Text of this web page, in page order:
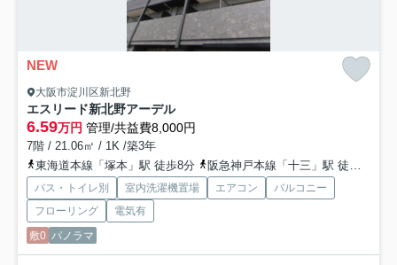
NEW
大阪市淀川区新北野
エスリード新北野アーデル
6.59万円 管理/共益費8,000円
7階 / 21.06㎡ / 1K /築3年
東海道本線「塚本」駅 徒歩8分
阪急神戸本線「十三」駅 徒歩15分
バス・トイレ別 室内洗濯機置場 エアコン
バルコニー
フローリング
電気有
敷0 パノラマ